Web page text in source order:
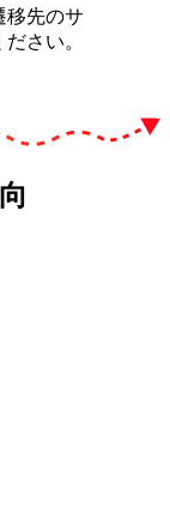
移先のサ
さい。